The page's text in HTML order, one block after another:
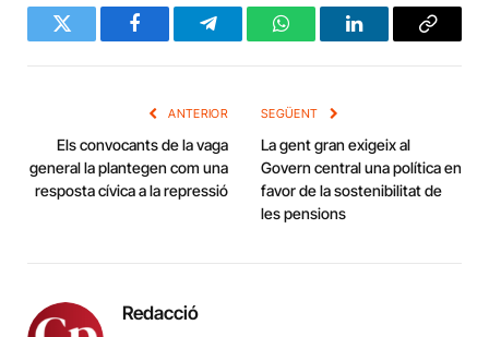
Twitter FacebookTelegramWhatsAppLinkedInCopy
ANTERIOR
Els convocants de la vaga
general la plantegen com una
resposta cívica a la repressió
SEGÜENT
La gent gran exigeix al
Govern central una política en
favor de la sostenibilitat de
les pensions
Redacció